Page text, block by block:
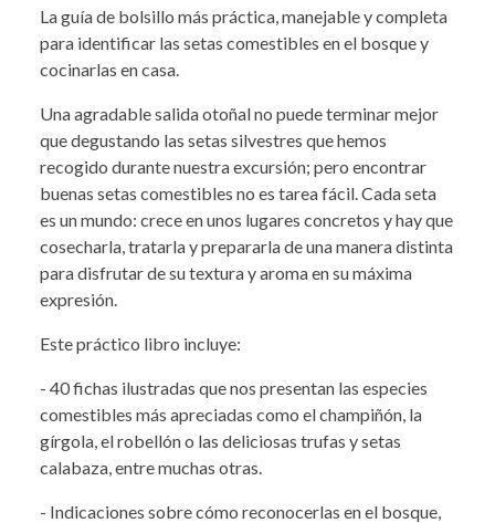
La guía de bolsillo más práctica, manejable y completa
para identificar las setas comestibles en el bosque y
cocinarlas en casa.
Una agradable salida otoñal no puede terminar mejor
que degustando las setas silvestres que hemos
recogido durante nuestra excursión; pero encontrar
buenas setas comestibles no es tarea fácil. Cada seta
es un mundo: crece en unos lugares concretos y hay que
cosecharla, tratarla y prepararla de una manera distinta
para disfrutar de su textura y aroma en su máxima
expresión.
Este práctico libro incluye:
- 40 fichas ilustradas que nos presentan las especies
comestibles más apreciadas como el champiñón, la
gírgola, el robellón o las deliciosas trufas y setas
calabaza, entre muchas otras.
- Indicaciones sobre cómo reconocerlas en el bosque,